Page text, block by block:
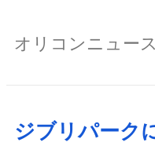
オリコンニュース
ジブリパーク